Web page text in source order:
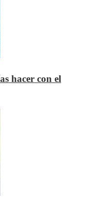
hacer con el